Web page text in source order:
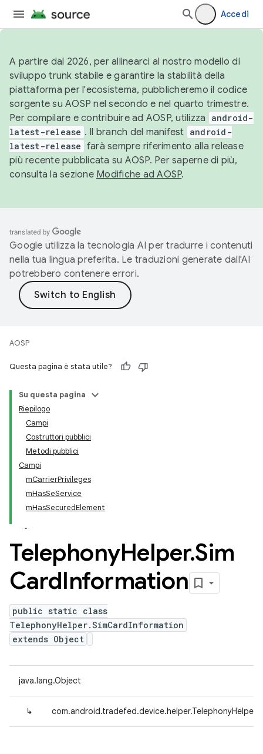
Accedi
A partire dal 2026, per allinearci al nostro modello di
sviluppo trunk stabile e garantire la stabilità della
piattaforma per l'ecosistema, pubblicheremo il codice
sorgente su AOSP nel secondo e nel quarto trimestre.
Per compilare e contribuire ad AOSP, utilizza
android-
latest-release . Il branch del manifest android-
latest-release farà sempre riferimento alla release
più recente pubblicata su AOSP. Per saperne di più,
consulta la sezione Modifiche ad AOSP.
Google utilizza la tecnologia AI per tradurre i contenuti
nella tua lingua preferita. Le traduzioni generate dall'AI
potrebbero contenere errori.
AOSP
Questa pagina è stata utile?
Su questa pagina
Riepilogo
Campi
Costruttori pubblici
Metodi pubblici
Campi
mCarrierPrivileges
mHasSeService
mHasSecuredElement
TelephonyHelper.Sim
CardInformation
public static class
TelephonyHelper.SimCardInformation
extends Object
java.lang.Object
↳